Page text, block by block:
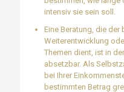
intensiv sie sein soll.
Eine Beratung, die der
Weiterentwicklung
Themen dient, ist in
absetzbar. Als
bei Ihrer
bestimmten Betrag